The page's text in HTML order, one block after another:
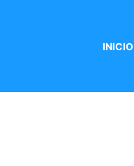
INICIO